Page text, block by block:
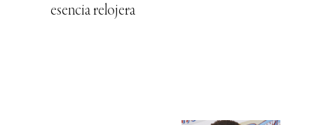
esencia relojera